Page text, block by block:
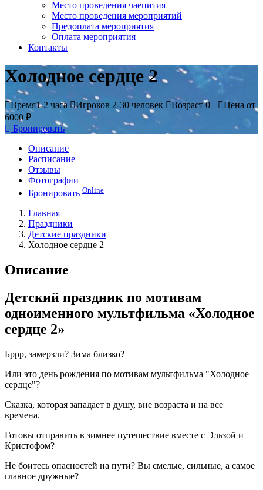
Место проведения чаепития
Место проведения мероприятий
Предоплата мероприятия
Оплата мероприятия
Контакты
Холодное сердце 2
Время1-2 часа Игроков 2-30 человек Возраст0+ Цена от
6000 ₽
Бронировать
Описание
Расписание
Отзывы
Фотографии
Бронировать Online
Главная
Праздники
Детские праздники
Холодное сердце 2
Описание
Детский праздник по мотивам
одноименного мультфильма «Холодное
сердце 2»
Бррр, замерзли? Зима близко?
Или это день рождения по мотивам мультфильма "Холодное
сердце"?
Сказка, которая западает в душу, вне возраста и на все
времена.
Готовы отправить в зимнее путешествие вместе с Эльзой и
Кристофом?
Не боитесь опасностей на пути? Вы смелые, сильные, а самое
главное дружные?